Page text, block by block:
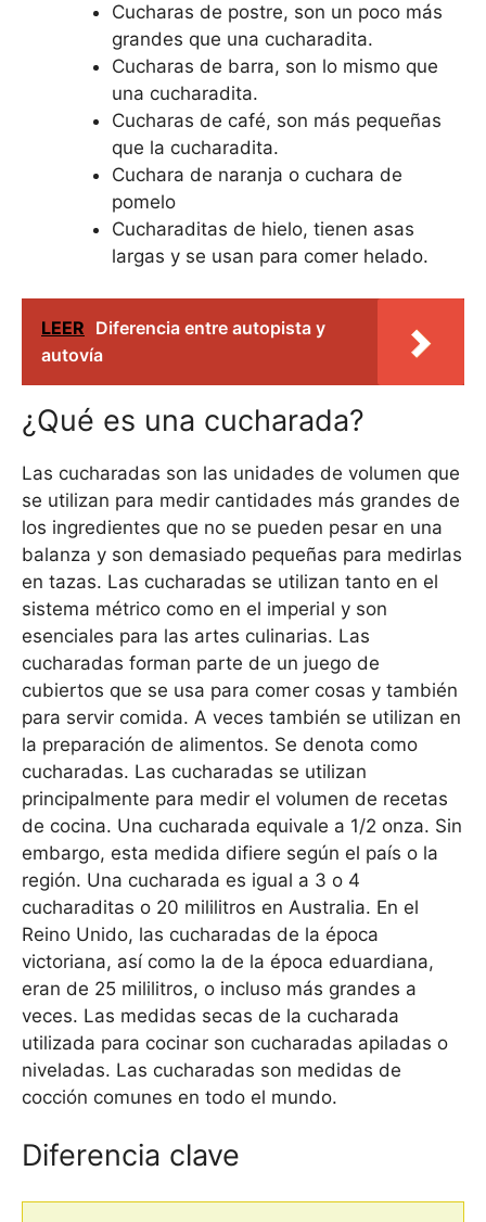
Cucharas de postre, son un poco más
grandes que una cucharadita.
Cucharas de barra, son lo mismo que
una cucharadita.
Cucharas de café, son más pequeñas
que la cucharadita.
Cuchara de naranja o cuchara de
pomelo
Cucharaditas de hielo, tienen asas
largas y se usan para comer helado.
LEER Diferencia entre autopista y
autovía
¿Qué es una cucharada?
Las cucharadas son las unidades de volumen que
se utilizan para medir cantidades más grandes de
los ingredientes que no se pueden pesar en una
balanza y son demasiado pequeñas para medirlas
en tazas. Las cucharadas se utilizan tanto en el
sistema métrico como en el imperial y son
esenciales para las artes culinarias. Las
cucharadas forman parte de un juego de
cubiertos que se usa para comer cosas y también
para servir comida. A veces también se utilizan en
la preparación de alimentos. Se denota como
cucharadas. Las cucharadas se utilizan
principalmente para medir el volumen de recetas
de cocina. Una cucharada equivale a 1/2 onza. Sin
embargo, esta medida difiere según el país o la
región. Una cucharada es igual a 3 o 4
cucharaditas o 20 mililitros en Australia. En el
Reino Unido, las cucharadas de la época
victoriana, así como la de la época eduardiana,
eran de 25 mililitros, o incluso más grandes a
veces. Las medidas secas de la cucharada
utilizada para cocinar son cucharadas apiladas o
niveladas. Las cucharadas son medidas de
cocción comunes en todo el mundo.
Diferencia clave